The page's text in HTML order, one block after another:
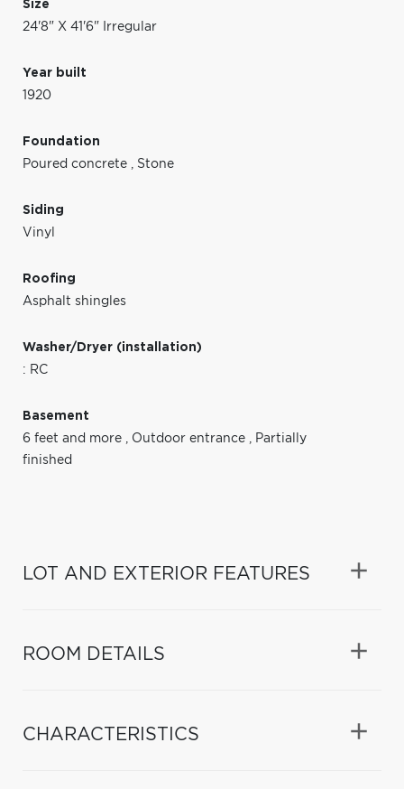
Size
24'8" X 41'6" Irregular
Year built
1920
Foundation
Poured concrete , Stone
Siding
Vinyl
Roofing
Asphalt shingles
Washer/Dryer (installation)
: RC
Basement
6 feet and more , Outdoor entrance , Partially
finished
LOT AND EXTERIOR FEATURES
ROOM DETAILS
CHARACTERISTICS